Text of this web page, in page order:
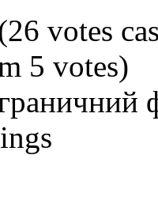
votes
5 votes)